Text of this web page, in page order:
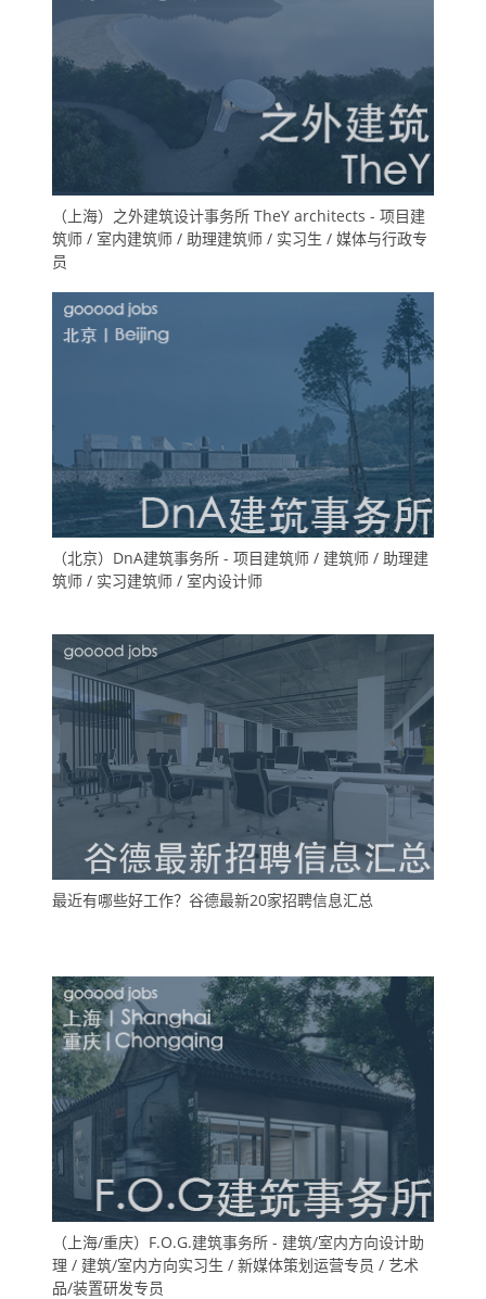
（上海）之外建筑设计事务所 TheY architects - 项目建
筑师 / 室内建筑师 / 助理建筑师 / 实习生 / 媒体与行政专
员
（北京）DnA建筑事务所 - 项目建筑师 / 建筑师 / 助理建
筑师 / 实习建筑师 / 室内设计师
最近有哪些好工作？谷德最新20家招聘信息汇总
（上海/重庆）F.O.G.建筑事务所 - 建筑/室内方向设计助
理 / 建筑/室内方向实习生 / 新媒体策划运营专员 / 艺术
品/装置研发专员